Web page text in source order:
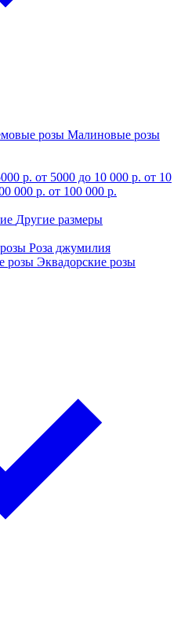
розы Малиновые розы
р. от 5000 до 10 000 р. от 10
000 р. от 100 000 р.
Другие размеры
Роза джумилия
розы Эквадорские розы